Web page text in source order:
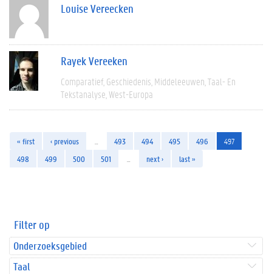
Louise Vereecken
Rayek Vereeken
Comparatief Geschiedenis Middeleeuwen Taal- En
Tekstanalyse West-Europa
« first ‹ previous 493 494 495 496
497
498
499 500 501 next › last »
Filter op
Onderzoeksgebied
Taal